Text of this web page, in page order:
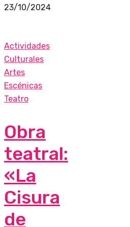
23/10/2024
Actividades
Culturales
Artes
Escénicas
Teatro
Obra
teatral:
«La
Cisura
de